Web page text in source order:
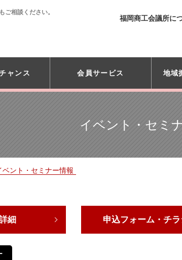
ご相談ください。
福岡商工会議所に
ャンス 会員サービス 地域
イベント・セミ
ベント・セミナー情報
細 申込フォーム・チ